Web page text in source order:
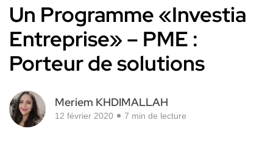
Un Programme «Investia
Entreprise» – PME :
Porteur de solutions
Meriem KHDIMALLAH
12 février 2020 7 min de lecture